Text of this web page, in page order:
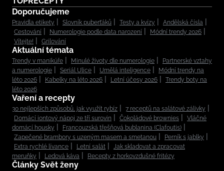
Doporučujeme
Pravidla etikety Slovník puberťáků Testy a kvízy
Andělská čísla
Cestování
Numerologie podle data narození
Módní trendy 2026
Vítejte!
Grilování
Aktuální témata
Trendy v manikúře Minulé životy dle numerologie
Partnerské vztahy
a numerologie
Seriál Ulice Umělá inteligence
Módní trendy na
léto 2026
Kabelky na léto 2026 Letní účesy 2026
Trendy boty na
léto 2026
Vaření a recepty
30 nejlepších způsobů, jak využít rybíz
7 receptů na salátové zálivky
Domácí iontový nápoj ze tří surovin
Čokoládové brownies
Vláčné
domácí housky
Francouzská třešňová bublanina (Clafoutis)
Zapečené brambory s uzeným masem a smetanou
Perník s jablky
Extra rychlé lívance
Letní salát
Jak skladovat a zpracovat
meruňky
Ledová káva Recepty z horkovzdušné fritézy
Články Svět ženy